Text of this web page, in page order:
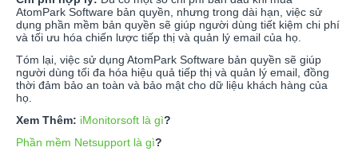
AtomPark Software bản quyền, nhưng trong dài hạn, việc sử
dụng phần mềm bản quyền sẽ giúp người dùng tiết kiệm chi phí
và tối ưu hóa chiến lược tiếp thị và quản lý email của họ.
Tóm lại, việc sử dụng AtomPark Software bản quyền sẽ giúp
người dùng tối đa hóa hiệu quả tiếp thị và quản lý email, đồng
thời đảm bảo an toàn và bảo mật cho dữ liệu khách hàng của
họ.
Xem Thêm: iMonitorsoft là gì?
Phần mềm Netsupport là gì?